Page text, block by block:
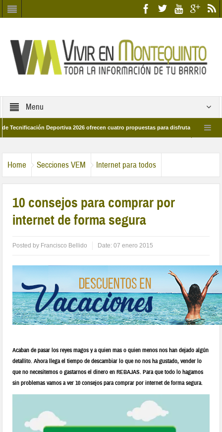
Menu
Deportiva 2026 ofrecen cuatro propuestas para disfrutar del deporte este
Home Secciones VEM Internet para todos
10 consejos para comprar por
internet de forma segura
Posted by Francisco Bellido Date:07 enero 2015
Acaban de pasar los reyes magos y a quien mas o quien menos nos han dejado algún
detallito. Ahora llega el tiempo de descambiar lo que no nos ha gustado, vender lo
que no necesitemos o gastarnos el dinero en REBAJAS. Para que todo lo hagamos
sin problemas vamos a ver 10 consejos para comprar por internet de forma segura.